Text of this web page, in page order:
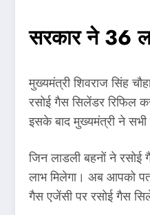
सरकार ने 36
मुख्यमंत्री शिवराज सिंह
रसोई गैस सिलेंडर रिफिल
इसके बाद मुख्यमंत्री ने
जिन लाडली बहनों ने
लाभ मिलेगा। अब आपको
गैस एजेंसी पर रसोई गैस